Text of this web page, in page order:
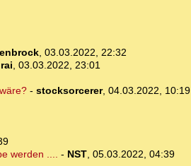
, 03.03.2022, 22:32
, 03.03.2022, 23:01
- stocksorcerer, 04.03.2022, 10:19
werden .... - NST, 05.03.2022, 04:39